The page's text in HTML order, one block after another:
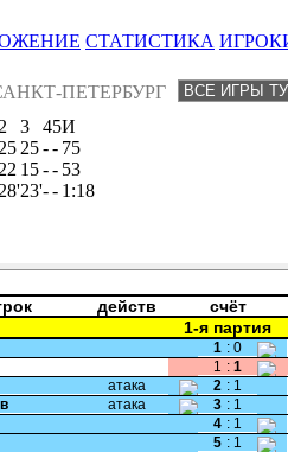
СТАТИСТИКА
ПЕТЕРБУРГ
2 3 45И
25 25-- 75
22 15-- 53
28'23'-- 1:18
действ счёт
1-я партия
1 : 0
1 : 1
атака 2 : 1
атака 3 : 1
4 : 1
5 : 1